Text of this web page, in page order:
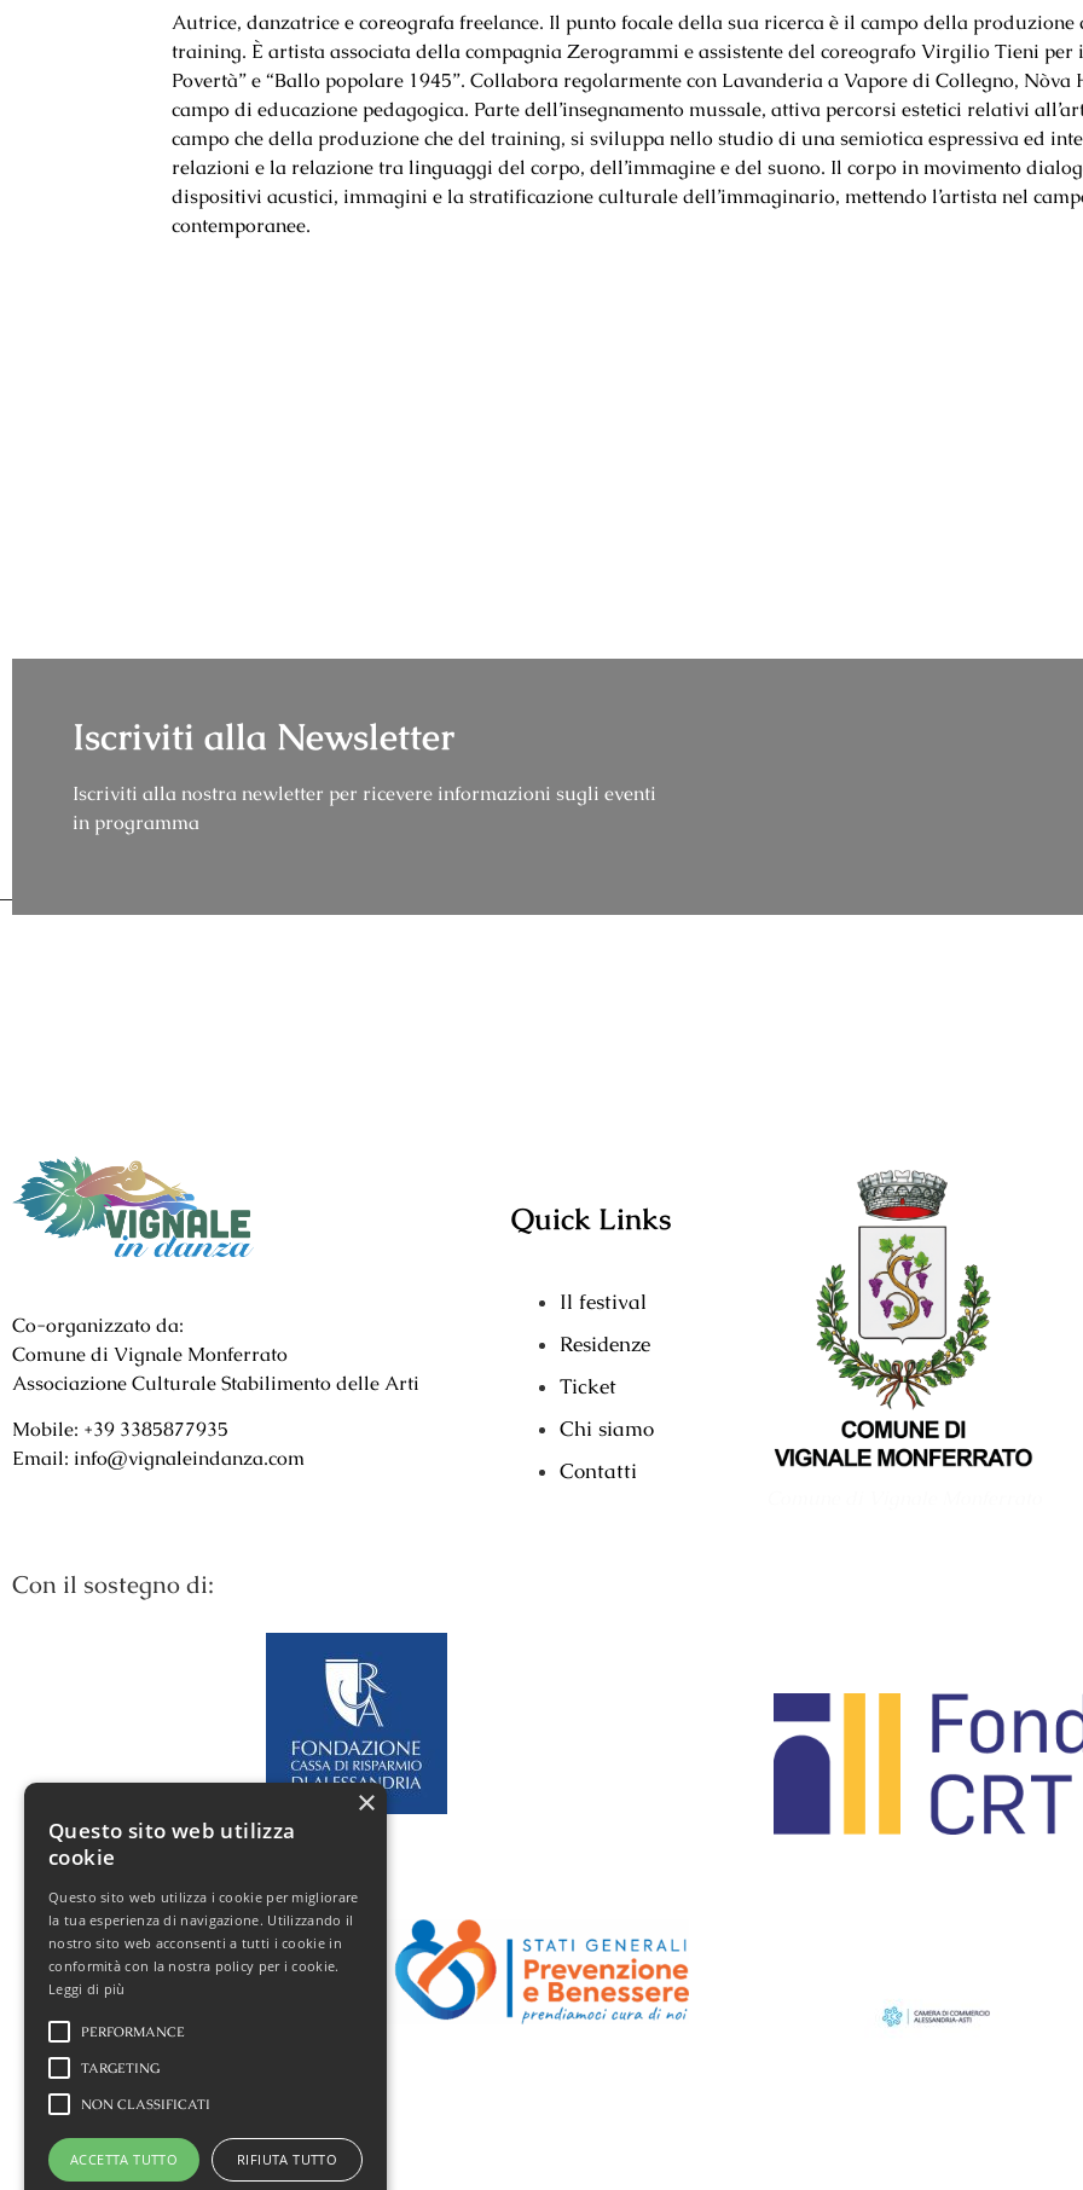
Autrice, danzatrice e coreografa freelance. Il punto focale della sua ricerca è il campo della
training. È artista associata della compagnia Zerogrammi e assistente del coreografo Virgilio Tieni
Povertà” e “Ballo popolare 1945”. Collabora regolarmente con Lavanderia a Vapore di Collegno,
campo di educazione pedagogica. Parte dell’insegnamento mussale, attiva percorsi estetici relativi
campo che della produzione che del training, si sviluppa nello studio di una semiotica espressiva ed
relazioni e la relazione tra linguaggi del corpo, dell’immagine e del suono. Il corpo in movimento
dispositivi acustici, immagini e la stratificazione culturale dell’immaginario, mettendo l’artista nel
contemporanee.
Iscriviti alla Newsletter
Iscriviti alla nostra newletter per ricevere informazioni sugli eventi
in programma
Co-organizzato da:
Comune di Vignale Monferrato
Associazione Culturale Stabilimento delle Arti
Mobile: +39 3385877935
Email: info@vignaleindanza.com
Quick Links
Il festival
Residenze
Ticket
Chi siamo
Contatti
Con il sostegno di:
×
Questo sito web utilizza
cookie
Questo sito web utilizza i cookie per migliorare
la tua esperienza di navigazione. Utilizzando il
nostro sito web acconsenti a tutti i cookie in
conformità con la nostra policy per i cookie.
Leggi di più
PERFORMANCE
TARGETING
NON CLASSIFICATI
ACCETTA TUTTO RIFIUTA TUTTO